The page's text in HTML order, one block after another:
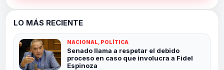
LO MÁS RECIENTE
NACIONAL, POLÍTICA
Senado llama a respetar el debido
proceso en caso que involucra a Fidel
Espinoza